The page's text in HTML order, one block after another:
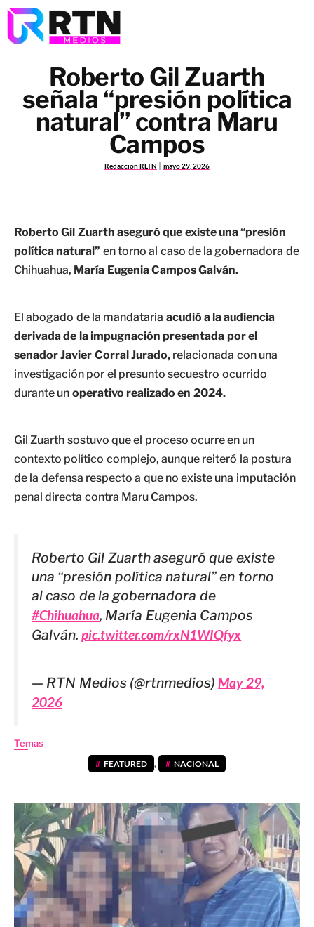
Roberto Gil Zuarth
señala “presión política
natural” contra Maru
Campos
Redaccion RLTN mayo 29, 2026
Roberto Gil Zuarth aseguró que existe una “presión
política natural” en torno al caso de la gobernadora de
Chihuahua, María Eugenia Campos Galván.
El abogado de la mandataria acudió a la audiencia
derivada de la impugnación presentada por el
senador Javier Corral Jurado, relacionada con una
investigación por el presunto secuestro ocurrido
durante un operativo realizado en 2024.
Gil Zuarth sostuvo que el proceso ocurre en un
contexto político complejo, aunque reiteró la postura
de la defensa respecto a que no existe una imputación
penal directa contra Maru Campos.
Roberto Gil Zuarth aseguró que existe
una “presión política natural” en torno
al caso de la gobernadora de
#Chihuahua, María Eugenia Campos
Galván.pic.twitter.com/rxN1WIQfyx
— RTN Medios (@rtnmedios)May 29,
2026
Temas
FEATURED , NACIONAL